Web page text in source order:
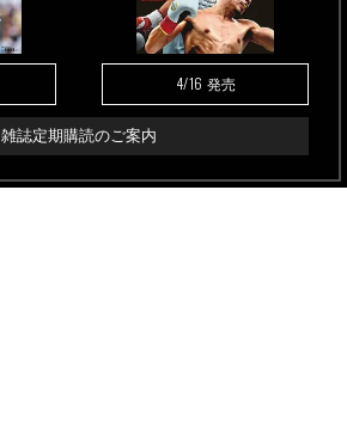
4/16 発売
雑誌定期購読のご案内